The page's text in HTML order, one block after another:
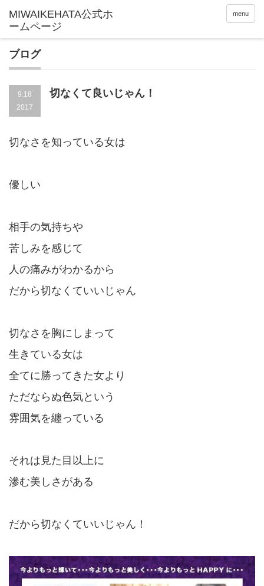
menu
ブログ
9.18
2017
切なくて良いじゃん！
切なさを知っている女は
優しい
相手の気持ちや
苦しみを感じて
人の痛みがわかるから
だから切なくていいじゃん
切なさを胸にしまって
生きている女は
全てに勝ってきた女より
ただならぬ色気という
雰囲気を纏っている
それは見た目以上に
滲む美しさがある
だから切なくていいじゃん！